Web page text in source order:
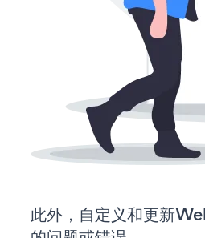
此外，自定义和更新